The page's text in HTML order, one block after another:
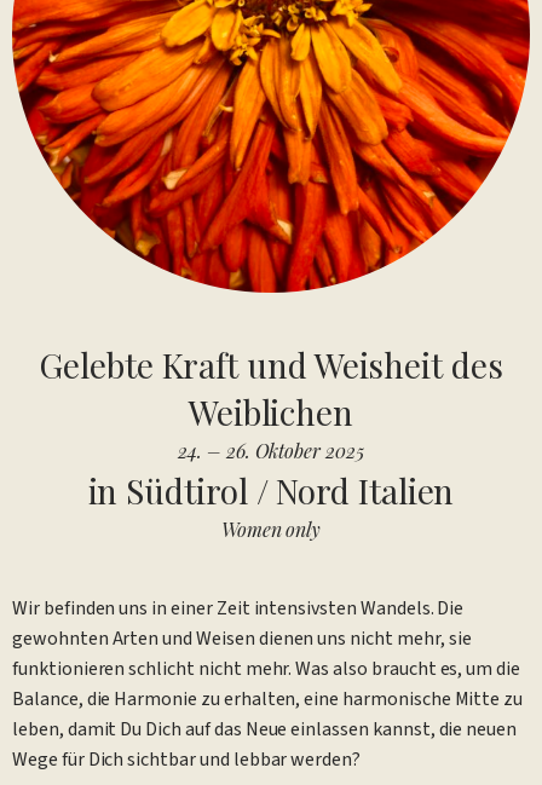
Gelebte Kraft und Weisheit des
Weiblichen
24. – 26. Oktober 2025
in Südtirol / Nord Italien
Women only
Wir befinden uns in einer Zeit intensivsten Wandels. Die
gewohnten Arten und Weisen dienen uns nicht mehr, sie
funktionieren schlicht nicht mehr. Was also braucht es, um die
Balance, die Harmonie zu erhalten, eine harmonische Mitte zu
leben, damit Du Dich auf das Neue einlassen kannst, die neuen
Wege für Dich sichtbar und lebbar werden?